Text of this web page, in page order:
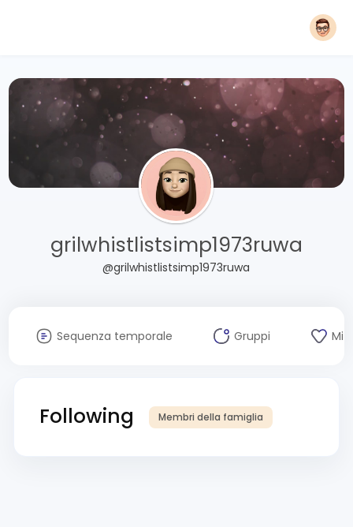
grilwhistlistsimp1973ruwa
@grilwhistlistsimp1973ruwa
Sequenza temporale Gruppi Mi
Following Membri della famiglia